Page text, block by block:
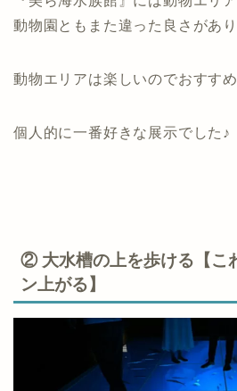
動物園ともまた違った良さがあ
動物エリアは楽しいのでおすすめ
個人的に一番好きな展示でした♪
② 大水槽の上を歩ける【こ
ン上がる】